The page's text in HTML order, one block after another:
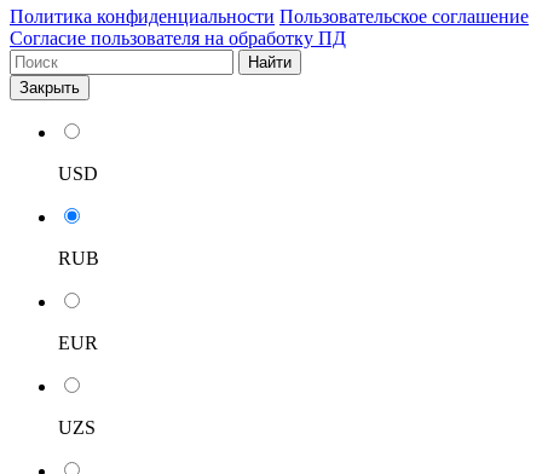
Политика конфиденциальности Пользовательское соглашение
Согласие пользователя на обработку ПД
Найти
Закрыть
USD
RUB
EUR
UZS